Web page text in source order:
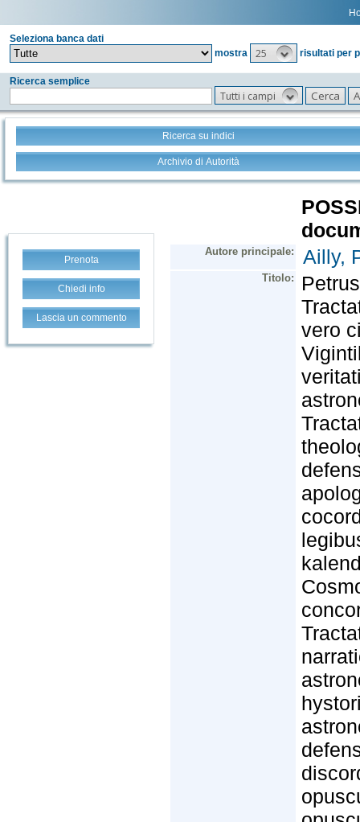
Seleziona banca dati
mostra
25 risultati per
Ricerca semplice
Tutti i campi
Ricerca su indici
Archivio di Autorità
Prenota
Chiedi info
Lascia un commento